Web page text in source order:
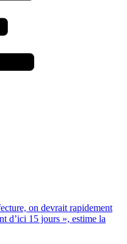
on devrait rapidement
d’ici 15 jours », estime la